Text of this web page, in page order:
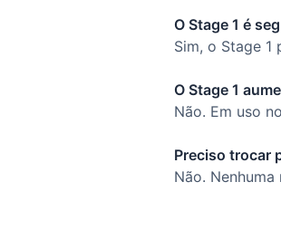
O Stage 1 é
Sim, o Stage
O Stage 1
Não. Em uso
Preciso trocar
Não.